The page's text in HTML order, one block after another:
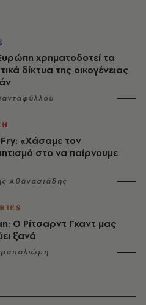
χρηματοδοτεί τα
δίκτυα της οικογένειας
«Χάσαμε τον
στο να παίρνουμε
Αθανασιάδης
Ο Ρίτσαρντ Γκαντ μας
ξανά